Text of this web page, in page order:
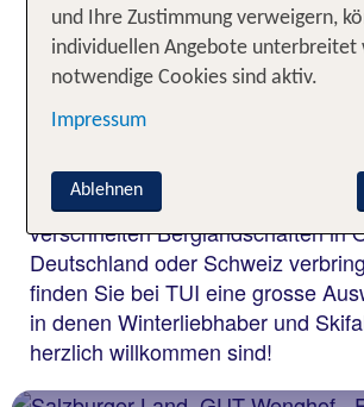
Winterferien mit Hund
hundefreundliche
Schneespass mit
Ihr Hund soll Sie in die Skiferien
Sie möchten Wellnessferien in
verschneiten Berglandschaften in
Deutschland oder Schweiz
finden Sie bei TUI eine grosse
in denen Winterliebhaber und
herzlich willkommen sind!
und Ihre Zustimmung verweigern,
individuellen Angebote unterbreitet
notwendige Cookies sind aktiv.
Impressum
Ablehnen